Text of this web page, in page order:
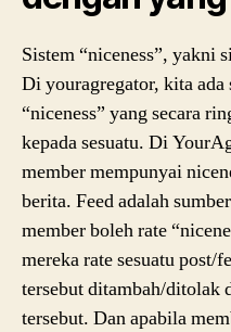
Sistem “niceness”, yakni
Di youragregator, kita
“niceness” yang secara
kepada sesuatu. Di
member mempunyai
berita. Feed adalah
member boleh rate
mereka rate sesuatu post/
tersebut ditambah/ditolak
tersebut. Dan apabila